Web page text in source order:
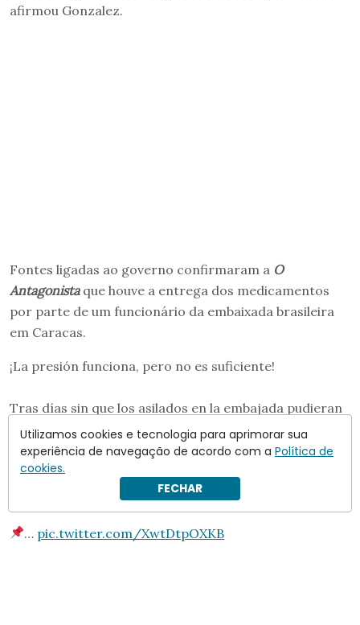
afirmou Gonzalez.
Fontes ligadas ao governo confirmaram a O
Antagonistaque houve a entrega dos medicamentos
por parte de um funcionário da embaixada brasileira
em Caracas.
¡La presión funciona, pero no es suficiente!
Tras días sin que los asilados en la embajada pudieran
recibir medicinas para el corazón, por primera vez un
funcionario de Brasil pudo entregar los medicamentos
en la embajada de Argentina en Caracas. Pero esto no
… pic.twitter.com/XwtDtpOXKB
Utilizamos cookies e tecnologia para aprimorar sua
experiência de navegação de acordo com a Política de
cookies.
FECHAR